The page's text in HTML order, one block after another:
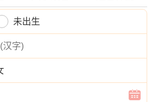
茹、瑜俪、娴微、兰如、静佳、
淼、静昕、婧晓、冰影、冰江、
诗、姗冬、楚惜、依熙、伊冰、
冰、慧霄、璇兰、萌笛、华冉、
泉、甜璇、梦影、黛菱、蓝澜、
碧、滢芙、雨紫、恬蕾、南若、
静。
未出生